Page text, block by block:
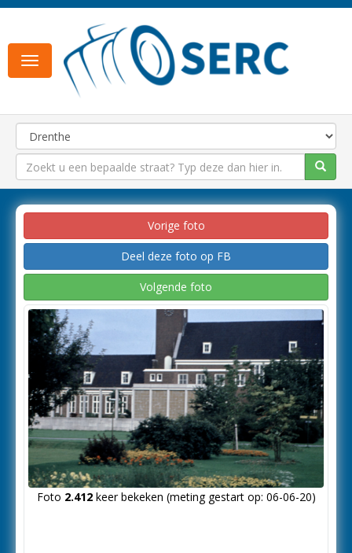
Toggle
navigation
Vorige foto
Deel deze foto op FB
Volgende foto
Foto 2.412keer bekeken (meting gestart op: 06-06-20)